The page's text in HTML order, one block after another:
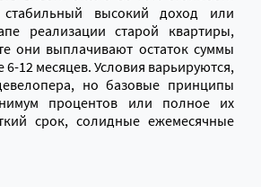
ый высокий доход или
реализации старой квартиры,
они выплачивают остаток суммы
6-12 месяцев. Условия варьируются,
но базовые принципы
процентов или полное их
срок, солидные ежемесячные